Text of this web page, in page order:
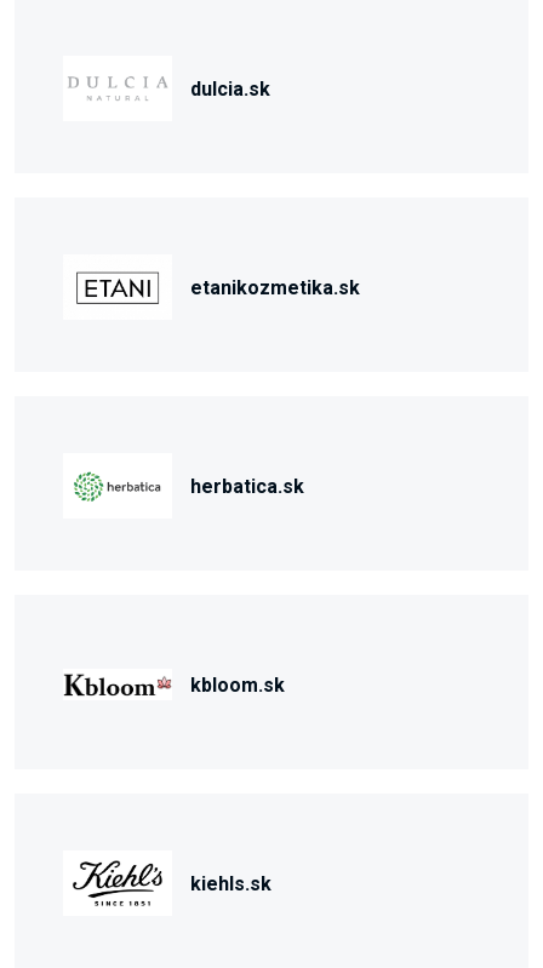
dulcia.sk
etanikozmetika.sk
herbatica.sk
kbloom.sk
kiehls.sk